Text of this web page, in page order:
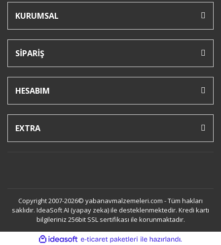
KURUMSAL
SİPARİŞ
HESABIM
EXTRA
Copyright 2007-2026© yabanavmalzemeleri.com - Tüm hakları
saklıdır. IdeaSoft AI (yapay zeka) ile desteklenmektedir. Kredi kartı
bilgileriniz 256bit SSL sertifikası ile korunmaktadır.
ideasoft e-